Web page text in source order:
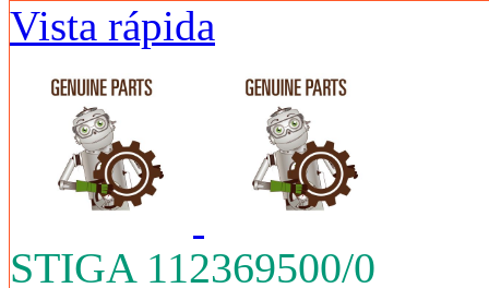
Vista rápida
STIGA 112369500/0